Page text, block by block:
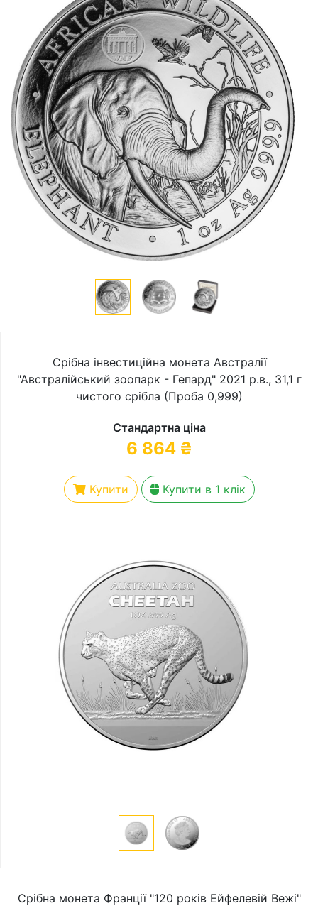
Срібна інвестиційна монета Австралії
"Австралійський зоопарк - Гепард" 2021 р.в., 31,1 г
чистого срібла (Проба 0,999)
Стандартна ціна
6 864 ₴
Купити Купити в 1 клік
Срібна монета Франції "120 років Ейфелевій Вежі"